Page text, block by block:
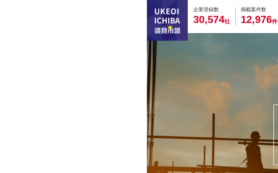
企業登録数
0
3
0
0,
0
5
0
74社
掲載案件数
0
1
0
2,
0
9
0
76件